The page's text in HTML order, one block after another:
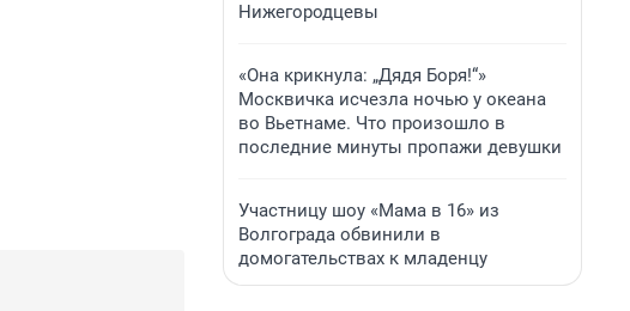
Нижегородцевы
«Она крикнула: „Дядя Боря!“»
Москвичка исчезла ночью у океана
во Вьетнаме. Что произошло в
последние минуты пропажи девушки
Участницу шоу «Мама в 16» из
Волгограда обвинили в
домогательствах к младенцу